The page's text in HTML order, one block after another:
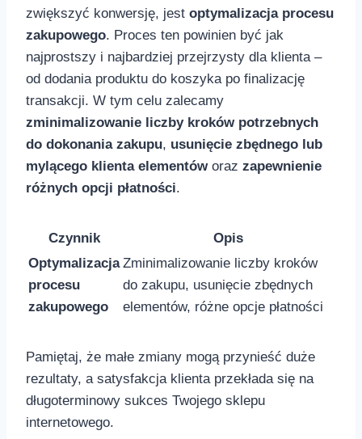
zwiększyć konwersję, jest optymalizacja procesu
zakupowego. Proces ten powinien być jak
najprostszy i najbardziej przejrzysty dla klienta –
od dodania produktu do koszyka po finalizację
transakcji. W tym celu zalecamy
zminimalizowanie liczby kroków potrzebnych
do dokonania zakupu, usunięcie zbędnego lub
mylącego klienta elementów​oraz zapewnienie
różnych opcji płatności.
Czynnik
Opis
Optymalizacja
procesu
zakupowego
Zminimalizowanie liczby kroków
do zakupu, ⁣usunięcie zbędnych
⁢elementów, różne opcje płatności
Pamiętaj, że małe zmiany mogą przynieść duże
rezultaty, a satysfakcja ​klienta przekłada się na
długoterminowy sukces ⁣Twojego⁣ sklepu
internetowego.